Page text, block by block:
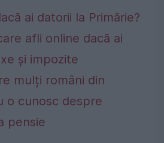
ai datorii la Primărie?
afli online dacă ai
și impozite
mulți români din
o cunosc despre
pensie